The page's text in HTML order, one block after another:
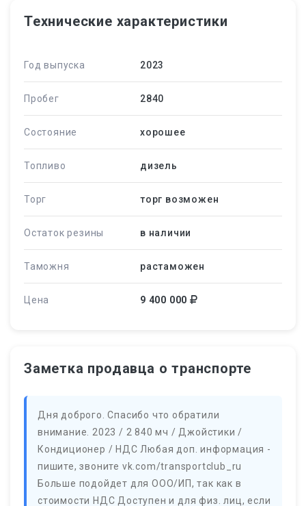
Технические характеристики
Год выпуска 2023
Пробег 2840
Состояние хорошее
Топливо дизель
Торг торг возможен
Остаток резины в наличии
Таможня растаможен
Цена 9 400 000
Заметка продавца о транспорте
Дня доброго. Спасибо что обратили
внимание. 2023 / 2 840 мч / Джойстики /
Кондиционер / НДС Любая доп. информация -
пишите, звоните vk.com/transportclub_ru
Больше подойдет для ООО/ИП, так как в
стоимости НДС Доступен и для физ. лиц, если